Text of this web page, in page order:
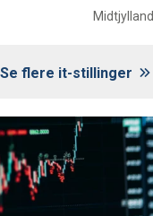
Midtjylland
Se flere it-stillinger